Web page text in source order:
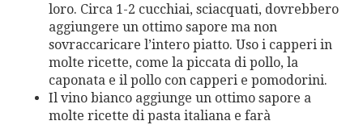
loro. Circa 1-2 cucchiai, sciacquati, dovrebbero
aggiungere un ottimo sapore ma non
sovraccaricare l’intero piatto. Uso i capperi in
molte ricette, come la piccata di pollo, la
caponata e il pollo con capperi e pomodorini.
Il vino bianco aggiunge un ottimo sapore a
molte ricette di pasta italiana e farà